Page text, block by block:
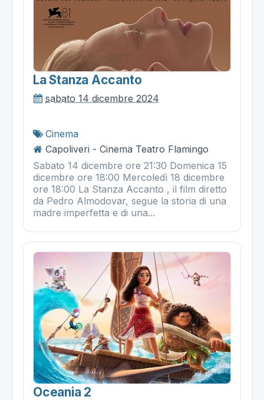
La Stanza Accanto
sabato 14 dicembre 2024
Cinema
Capoliveri - Cinema Teatro Flamingo
Sabato 14 dicembre ore 21:30 Domenica 15
dicembre ore 18:00 Mercoledì 18 dicembre
ore 18:00 La Stanza Accanto , il film diretto
da Pedro Almodovar, segue la storia di una
madre imperfetta e di una...
Oceania 2